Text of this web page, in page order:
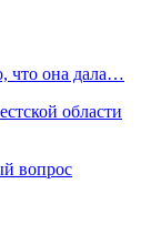
что она дала…
области
вопрос